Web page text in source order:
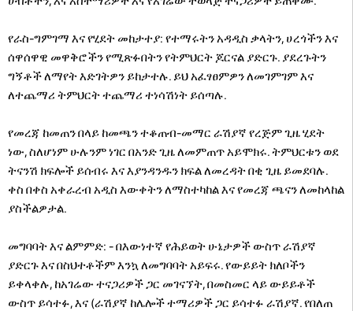
የራስ-ግምገማ እና የሂደት መከታተያ: የተማሩትን አዳዲስ ቃላትን, ሀረጎችን እና
ሰዋሰዋዊ መዋቅሮችን የሚጽፉበትን የትምህርት ጆርናል ያድርጉ. ያደረጉትን
ግኝቶች ለማየት እድገትዎን ይከታተሉ. ይህ አፈፃፀምዎን ለመገምገም እና
ለተጨማሪ ትምህርት ተጨማሪ ተነሳሽነት ይሰጣሉ.
የመረጃ ከመጠን በላይ ከመጫን ተቆጠብ-መማር ራሽያኛ የረጅም ጊዜ ሂደት
ነው, ስለሆነም ሁሉንም ነገር በአንድ ጊዜ ለመምጠጥ አይሞክሩ. ትምህርቱን ወደ
ትናንሽ ክፍሎች ይሰብሩ እና እያንዳንዱን ክፍል ለመረዳት በቂ ጊዜ ይመደባሉ.
ቀስ በቀስ አቀራረብ አዲስ እውቀትን ለማስተካከል እና የመረጃ ጫናን ለመከላከል
ያስችልዎታል.
መግባባት እና ልምምድ: - በእውነተኛ የሕይወት ሁኔታዎች ውስጥ ራሽያኛ
ያድርጉ እና በስህተቶችም እንኳ ለመግባባት አይፍሩ. የውይይት ክለቦችን
ይቀላቀሉ, ከአገሬው ተናጋሪዎች ጋር መገናኘት, በመስመር ላይ ውይይቶች
ውስጥ ይሳተፉ, እና (ራሽያኛ ከሌሎች ተማሪዎች ጋር ይሳተፉ ራሽያኛ. የበለጠ